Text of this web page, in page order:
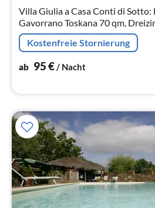
Villa Giulia a Casa Conti di Sotto:
Gavorrano Toskana 70 qm,
Personen.
Kostenfreie Stornierung
ab 95€/ Nacht